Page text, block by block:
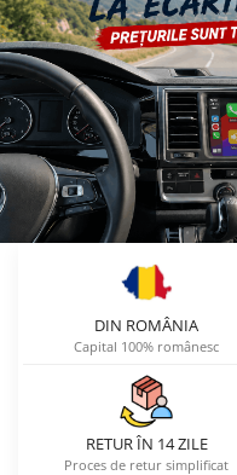
Navigatii Volkswagen
Navigatii Skoda
Navigatii Seat
Navigatii Ford
Navigatii Opel
Navigatii Hyundai
Navigatii Toyota
Navigatii Dacia
Navigatii Peugeot
Navigatii Audi
Navigatii BMW
Navigatii Mercedes
Navigatii Fiat
DIN ROMÂNIA
Capital 100% românesc
RETUR ÎN 14 ZILE
Proces de retur simplificat